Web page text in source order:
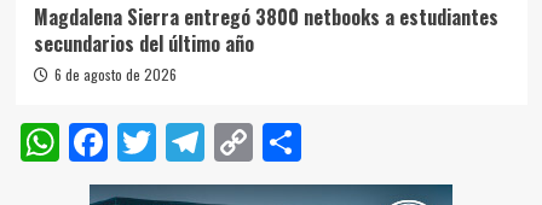
Magdalena Sierra entregó 3800 netbooks a estudiantes
secundarios del último año
6 de agosto de 2026
WhatsApp
Facebook
Twitter
Telegram
Copy
Link
Compartir